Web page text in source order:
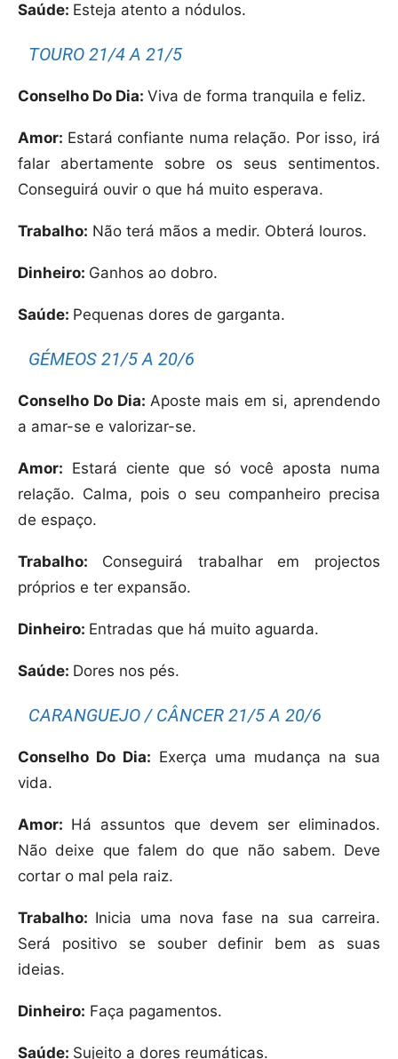
Saúde: Esteja atento a nódulos.
TOURO 21/4 A 21/5
Conselho Do Dia: Viva de forma tranquila e feliz.
Amor: Estará confiante numa relação. Por isso, irá
falar abertamente sobre os seus sentimentos.
Conseguirá ouvir o que há muito esperava.
Trabalho: Não terá mãos a medir. Obterá louros.
Dinheiro: Ganhos ao dobro.
Saúde: Pequenas dores de garganta.
GÉMEOS 21/5 A 20/6
Conselho Do Dia: Aposte mais em si, aprendendo
a amar-se e valorizar-se.
Amor: Estará ciente que só você aposta numa
relação. Calma, pois o seu companheiro precisa
de espaço.
Trabalho: Conseguirá trabalhar em projectos
próprios e ter expansão.
Dinheiro: Entradas que há muito aguarda.
Saúde: Dores nos pés.
CARANGUEJO / CÂNCER 21/5 A 20/6
Conselho Do Dia: Exerça uma mudança na sua
vida.
Amor: Há assuntos que devem ser eliminados.
Não deixe que falem do que não sabem. Deve
cortar o mal pela raiz.
Trabalho: Inicia uma nova fase na sua carreira.
Será positivo se souber definir bem as suas
ideias.
Dinheiro: Faça pagamentos.
Saúde: Sujeito a dores reumáticas.